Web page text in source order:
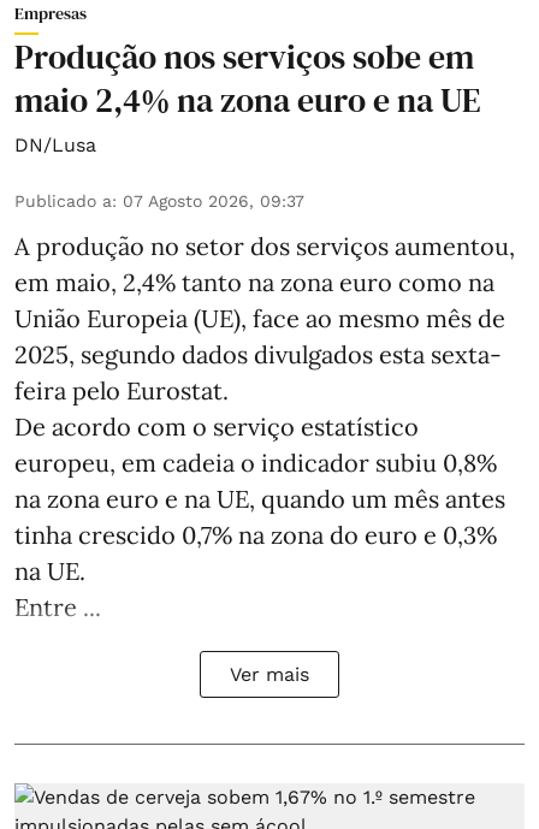
Empresas
Produção nos serviços sobe em
maio 2,4% na zona euro e na UE
DN/Lusa
Publicado a: 07 Agosto 2026, 09:37
A produção no setor dos serviços aumentou,
em maio, 2,4% tanto na zona euro como na
União Europeia (UE), face ao mesmo mês de
2025, segundo dados divulgados esta sexta-
feira pelo Eurostat.
De acordo com o serviço estatístico
europeu, em cadeia o indicador subiu 0,8%
na zona euro e na UE, quando um mês antes
tinha crescido 0,7% na zona do euro e 0,3%
na UE.
Entre ...
Ver mais